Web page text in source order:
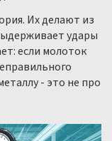
Их делают из
удары
если молоток
- это не про